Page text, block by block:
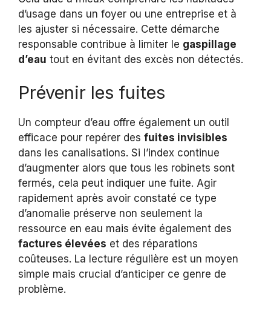
d’usage dans un foyer ou une entreprise et à
les ajuster si nécessaire. Cette démarche
responsable contribue à limiter le gaspillage
d’eau tout en évitant des excès non détectés.
Prévenir les fuites
Un compteur d’eau offre également un outil
efficace pour repérer des fuites invisibles
dans les canalisations. Si l’index continue
d’augmenter alors que tous les robinets sont
fermés, cela peut indiquer une fuite. Agir
rapidement après avoir constaté ce type
d’anomalie préserve non seulement la
ressource en eau mais évite également des
factures élevées et des réparations
coûteuses. La lecture régulière est un moyen
simple mais crucial d’anticiper ce genre de
problème.